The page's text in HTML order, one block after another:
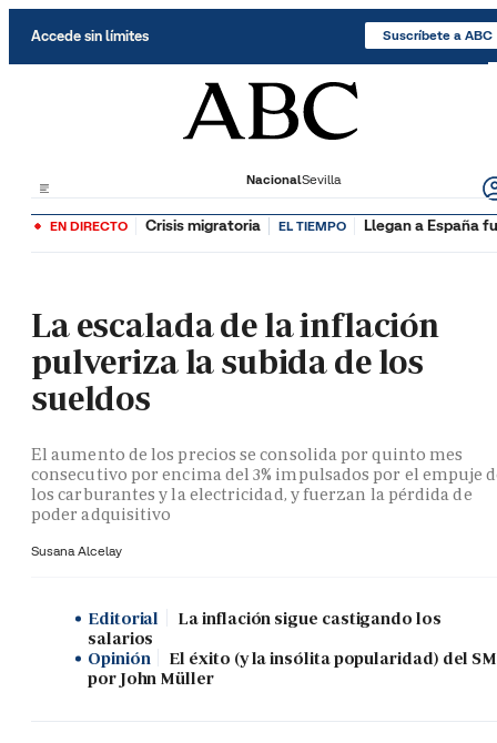
Accede sin límites Suscríbete a ABC
NacionalSevilla
EN DIRECTO Crisis migratoria EL TIEMPO Llegan a España
La escalada de la inflación
pulveriza la subida de los
sueldos
El aumento de los precios se consolida por quinto mes
consecutivo por encima del 3% impulsados por el empuje
los carburantes y la electricidad, y fuerzan la pérdida de
poder adquisitivo
Susana Alcelay
Editorial
La inflación sigue castigando los
salarios
Opinión
El éxito (y la insólita popularidad) del
por John Müller